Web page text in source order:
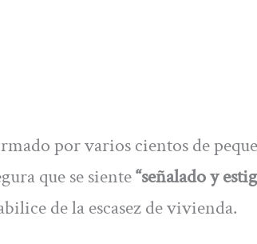
por varios cientos de
que se siente“señalado y
de la escasez de vivienda.